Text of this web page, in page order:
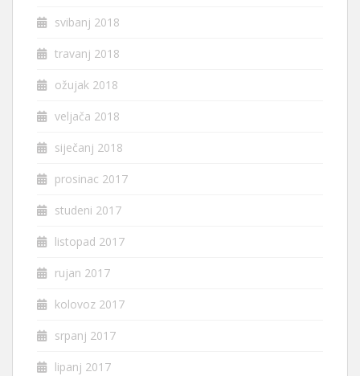
svibanj 2018
travanj 2018
ožujak 2018
veljača 2018
siječanj 2018
prosinac 2017
studeni 2017
listopad 2017
rujan 2017
kolovoz 2017
srpanj 2017
lipanj 2017